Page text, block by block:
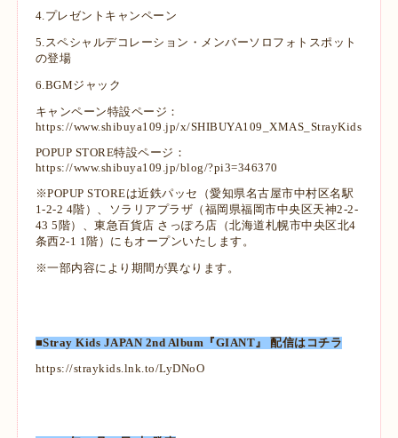
4.プレゼントキャンペーン
5.スペシャルデコレーション・メンバーソロフォトスポット
の登場
6.BGMジャック
キャンペーン特設ページ：
https://www.shibuya109.jp/x/SHIBUYA109_XMAS_StrayKids
POPUP STORE特設ページ：
https://www.shibuya109.jp/blog/?pi3=346370
※POPUP STOREは近鉄パッセ（愛知県名古屋市中村区名駅
1-2-2 4階）、ソラリアプラザ（福岡県福岡市中央区天神2-2-
43 5階）、東急百貨店 さっぽろ店（北海道札幌市中央区北4
条西2-1 1階）にもオープンいたします。
※一部内容により期間が異なります。
■Stray Kids JAPAN 2nd Album『GIANT』 配信はコチラ
https://straykids.lnk.to/LyDNoO